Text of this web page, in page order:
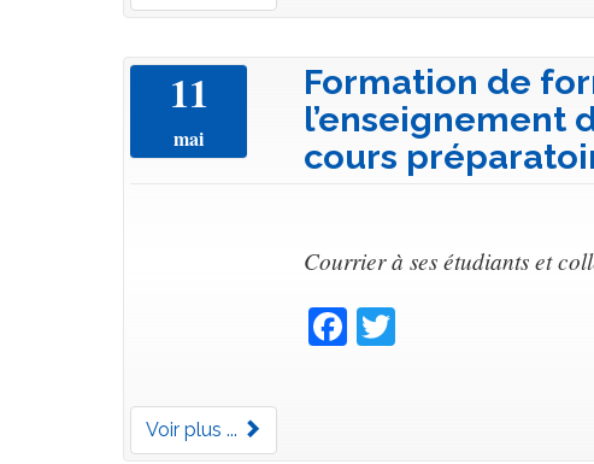
11
mai
Formation de
l’enseignement
cours
Courrier à ses étudiants et
Facebook
Voir plus ...